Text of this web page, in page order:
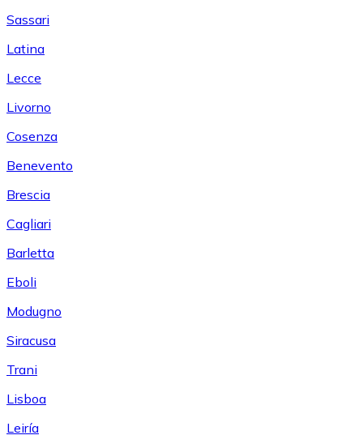
Sassari
Latina
Lecce
Livorno
Cosenza
Benevento
Brescia
Cagliari
Barletta
Eboli
Modugno
Siracusa
Trani
Lisboa
Leiría